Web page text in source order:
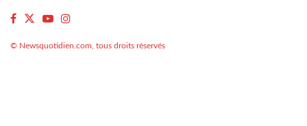
© Newsquotidien.com, tous droits réservés